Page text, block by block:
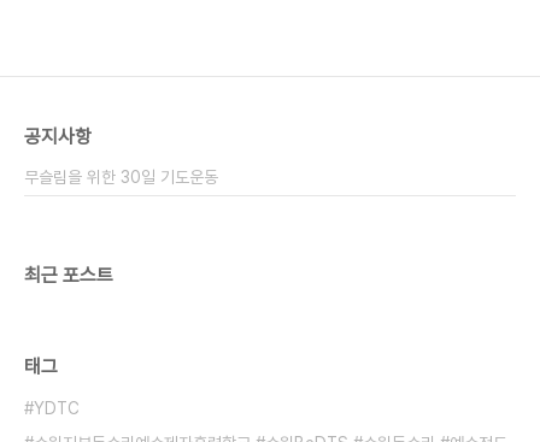
초대합니다. ▷주관: 예수전도단 한국 대학사역
- 8시 30분 ▷장소: 서현교회 (..
공지사항
무슬림을 위한 30일 기도운동
최근 포스트
태그
YDTC